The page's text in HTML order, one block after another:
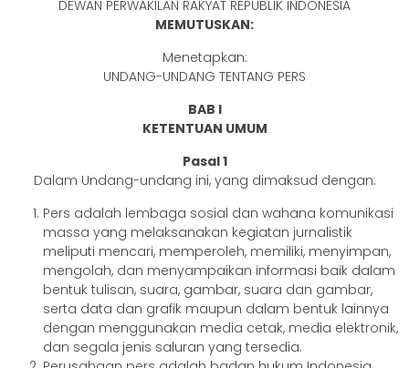
DEWAN PERWAKILAN RAKYAT REPUBLIK INDONESIA
MEMUTUSKAN:
Menetapkan:
UNDANG-UNDANG TENTANG PERS
BAB I
KETENTUAN UMUM
Pasal 1
Dalam Undang-undang ini, yang dimaksud dengan:
Pers adalah lembaga sosial dan wahana komunikasi
massa yang melaksanakan kegiatan jurnalistik
meliputi mencari, memperoleh, memiliki, menyimpan,
mengolah, dan menyampaikan informasi baik dalam
bentuk tulisan, suara, gambar, suara dan gambar,
serta data dan grafik maupun dalam bentuk lainnya
dengan menggunakan media cetak, media elektronik,
dan segala jenis saluran yang tersedia.